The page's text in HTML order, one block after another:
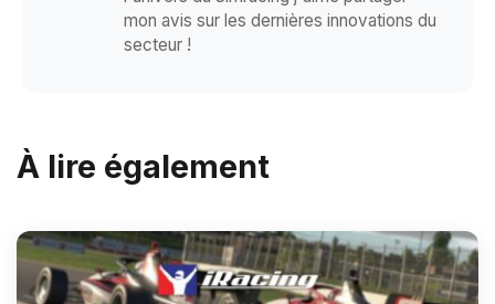
mon avis sur les dernières innovations du
secteur !
À lire également